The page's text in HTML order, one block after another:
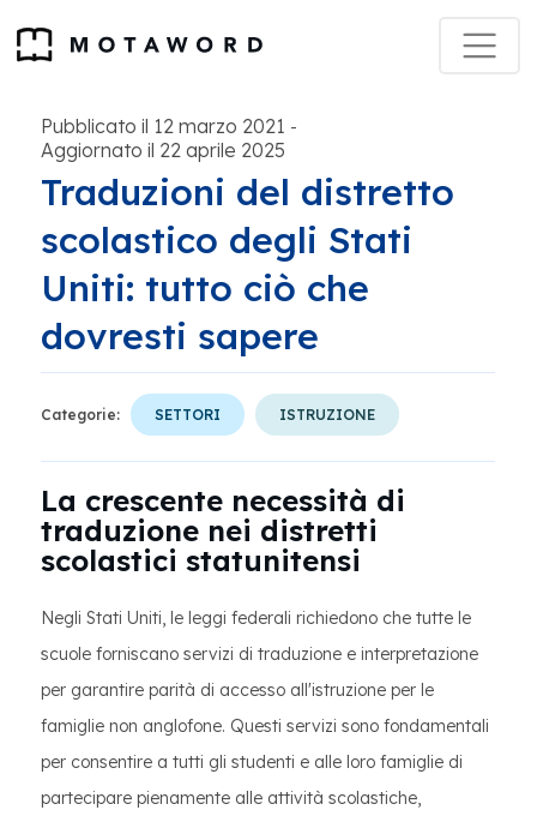
Pubblicato il 12 marzo 2021 -
Aggiornato il 22 aprile 2025
Traduzioni del distretto
scolastico degli Stati
Uniti: tutto ciò che
dovresti sapere
Categorie: SETTORI ISTRUZIONE
La crescente necessità di
traduzione nei distretti
scolastici statunitensi
Negli Stati Uniti, le leggi federali richiedono che tutte le
scuole forniscano servizi di traduzione e interpretazione
per garantire parità di accesso all'istruzione per le
famiglie non anglofone. Questi servizi sono fondamentali
per consentire a tutti gli studenti e alle loro famiglie di
partecipare pienamente alle attività scolastiche,